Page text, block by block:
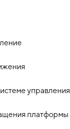
управления
платформы